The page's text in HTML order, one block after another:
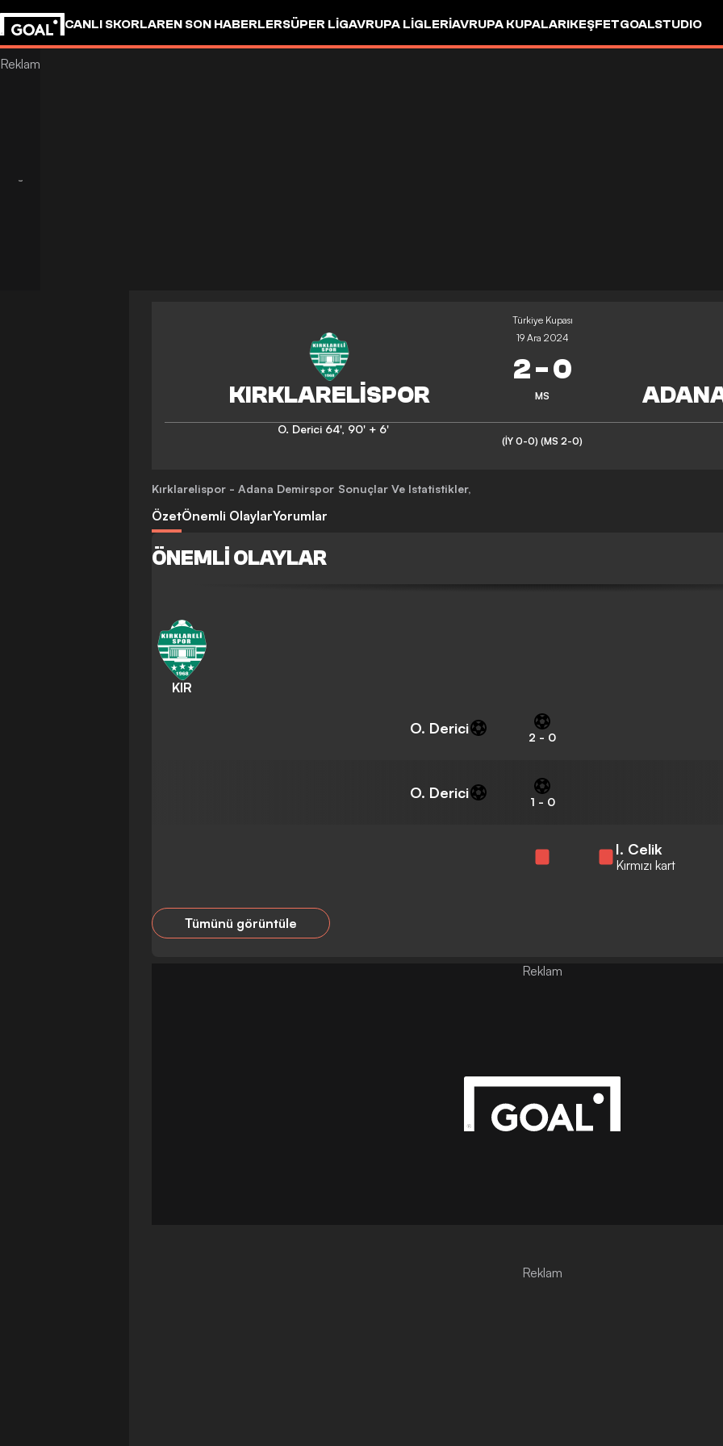
CANLI SKORLAREN SON HABERLERSÜPER LIGAVRUPA LIGLERIAVRUPA KUPALARIKEŞFETGOALSTUDIO
Türkiye Kupası
19 Ara 2024
2-0
MS
O. Derici 64', 90' + 6'
(İY 0-0) (MS 2-0)
Kırklarelispor - Adana Demirspor Sonuçlar Ve Istatistikler,
ÖzetÖnemli OlaylarYorumlar
ÖNEMLI OLAYLAR
KIR
O. Derici
2 - 0
O. Derici
1 - 0
I. Celik
Kırmızı kart
Tümünü görüntüle
Reklam